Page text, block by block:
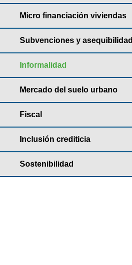
Micro financiación viviendas
Subvenciones y asequibilidad
Informalidad
Mercado del suelo urbano
Fiscal
Inclusión crediticia
Sostenibilidad